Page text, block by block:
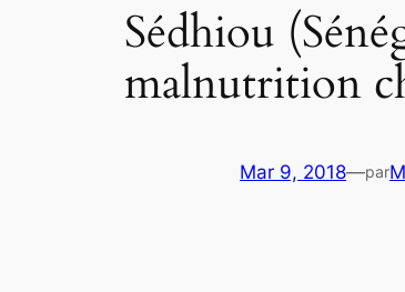
Sédhiou
malnutrition
Mar 9, 2018—par